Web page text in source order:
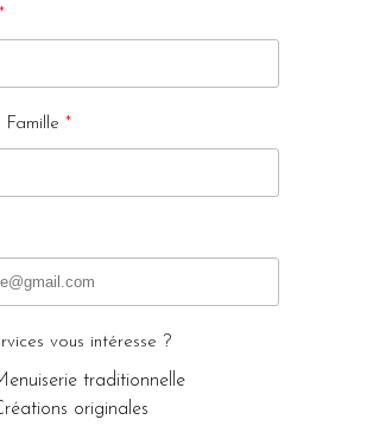
vous intéresse ?
traditionnelle
originales